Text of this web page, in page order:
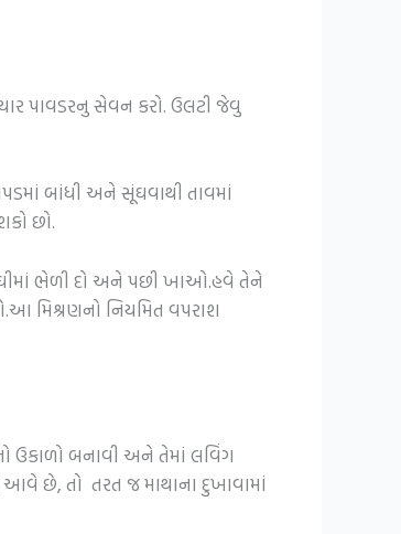
પાવડરનુ સેવન કરો. ઉલટી જેવુ
બાંધી અને સૂંઘવાથી તાવમાં
છો.
ભેળી દો અને પછી ખાઓ.હવે તેને
મિશ્રણનો નિયમિત વપરાશ
ઉકાળો બનાવી અને તેમાં લવિંગ
છે, તો તરત જ માથાના દુખાવામાં